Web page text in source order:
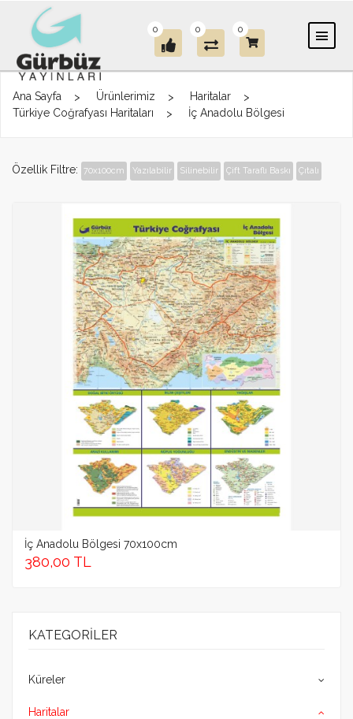
0 0 0
Ana Sayfa Ürünlerimiz
Haritalar
Türkiye Coğrafyası Haritaları
İç Anadolu Bölgesi
KATEGORILER
Küreler
Haritalar
Özellik Filtre: 70x100cm Yazılabilir Silinebilir Çift Taraflı Baskı Çıtalı
İç Anadolu Bölgesi 70x100cm
380,00 TL